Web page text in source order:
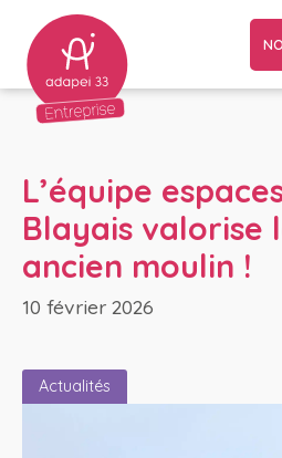
L’équipe
Blayais valorise
ancien moulin !
10 février 2026
Actualités